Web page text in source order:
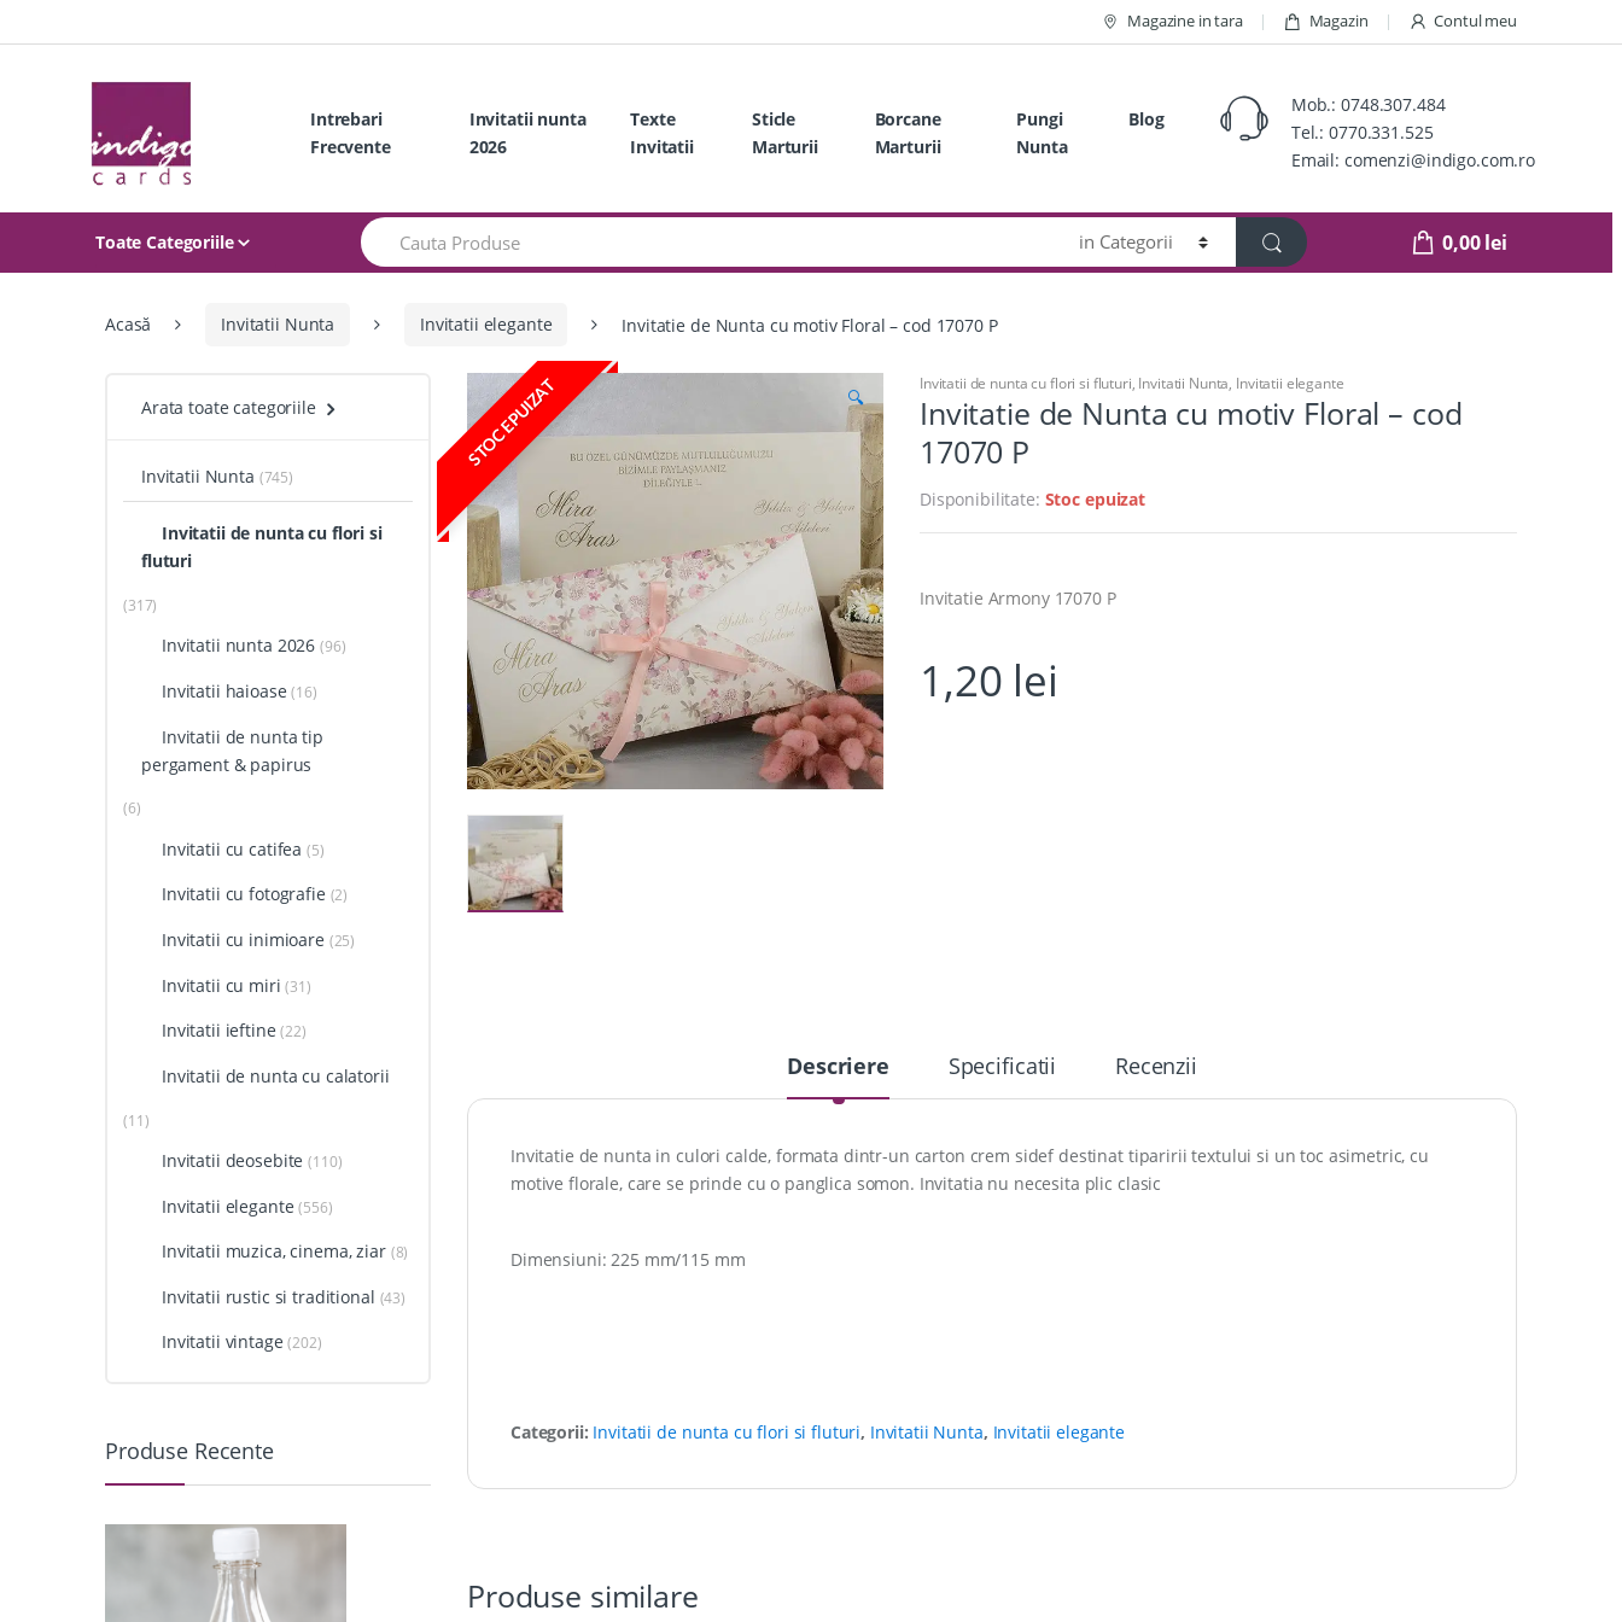
to
to
Magazine in tara Magazin Contul meu
Intrebari
Frecvente
Invitatii nunta
2026
Texte
Invitatii
Sticle
Marturii
Borcane
Marturii
Pungi
Nunta
Blog
Mob.:0748.307.484
Tel.:0770.331.525
Email: comenzi@indigo.com.ro
Toate Categoriile
Search
0,00lei
Acasă Invitatii Nunta Invitatii elegante Invitatie de Nunta cu motiv Floral – cod 17070 P
STOC EPUIZAT 🔍
Invitatii de nunta cu flori si fluturi, Invitatii Nunta, Invitatii elegante
Invitatie de Nunta cu motiv Floral – cod
17070 P
Disponibilitate: Stoc epuizat
Invitatie Armony 17070 P
1,20 lei
Descriere Specificatii Recenzii
Invitatie de nunta in culori calde, formata dintr-un carton crem sidef destinat tiparirii textului si un toc asimetric, cu
motive florale, care se prinde cu o panglica somon. Invitatia nu necesita plic clasic
Dimensiuni: 225 mm/115 mm
Categorii: Invitatii de nunta cu flori si fluturi, Invitatii Nunta, Invitatii elegante
Produse similare
Arata toate categoriile
Invitatii Nunta (745)
Invitatii de nunta cu flori si
fluturi
(317)
Invitatii nunta 2026 (96)
Invitatii haioase (16)
Invitatii de nunta tip
pergament & papirus
(6)
Invitatii cu catifea (5)
Invitatii cu fotografie (2)
Invitatii cu inimioare (25)
Invitatii cu miri (31)
Invitatii ieftine (22)
Invitatii de nunta cu calatorii
(11)
Invitatii deosebite (110)
Invitatii elegante (556)
Invitatii muzica, cinema, ziar (8)
Invitatii rustic si traditional (43)
Invitatii vintage (202)
Produse Recente